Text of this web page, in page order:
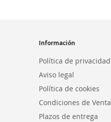
Información
Política de privacidad
Aviso legal
Política de cookies
Condiciones de Venta
Plazos de entrega